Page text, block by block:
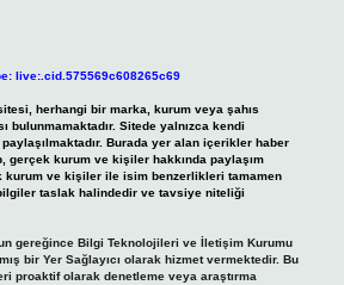
live:.cid.575569c608265c69
herhangi bir marka, kurum veya şahıs
bulunmamaktadır. Sitede yalnızca kendi
paylaşılmaktadır. Burada yer alan içerikler haber
gerçek kurum ve kişiler hakkında paylaşım
kurum ve kişiler ile isim benzerlikleri tamamen
taslak halindedir ve tavsiye niteliği
gereğince Bilgi Teknolojileri ve İletişim Kurumu
bir Yer Sağlayıcı olarak hizmet vermektedir. Bu
proaktif olarak denetleme veya araştırma